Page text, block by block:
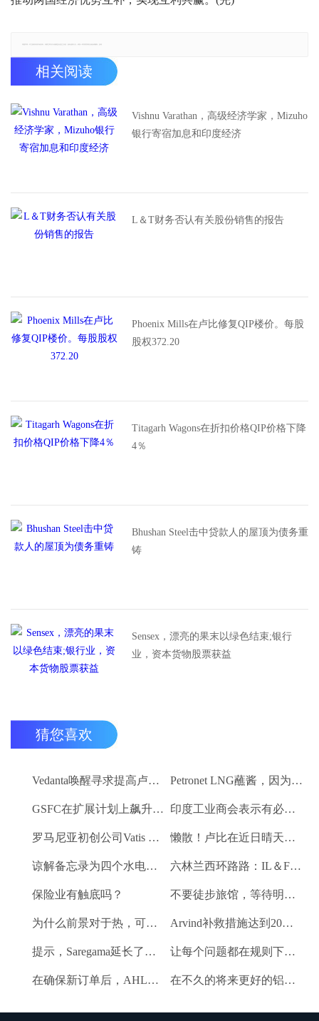
相关阅读
Vishnu Varathan，高级经济学家，Mizuho
银行寄宿加息和印度经济
L＆T财务否认有关股份销售的报告
Phoenix Mills在卢比修复QIP楼价。每股
股权372.20
Titagarh Wagons在折扣价格QIP价格下降
4％
Bhushan Steel击中贷款人的屋顶为债务重
铸
Sensex，漂亮的果末以绿色结束;银行
业，资本货物股票获益
猜您喜欢
Vedanta唤醒寻求提高卢比。25-30亿卢比 Petronet LNG蘸酱，因为RBI禁令新鲜FII购买
GSFC在扩展计划上飙升2％ 印度工业商会表示有必要进一步推动家庭消费和私人投资
罗马尼亚初创公司Vatis Tech为其人工智能在线语音识别平台筹集了20万欧元 懒散！卢比在近日晴天结束
谅解备忘录为四个水电项目的发展，总容量为293兆瓦 六林兰西环路路：IL＆FS运输汇编2％
保险业有触底吗？ 不要徒步旅馆，等待明确的工资和价格通胀迹象，IMF告诉喂养
为什么前景对于热，可再生和石油和天然气项目稳定？ Arvind补救措施达到20％的上路
提示，Saregama延长了强大的卷 让每个问题都在规则下讨论议会：PM Modi.
在确保新订单后，AHLUWALIA合同率获3％ 在不久的将来更好的铝业股票的时间？